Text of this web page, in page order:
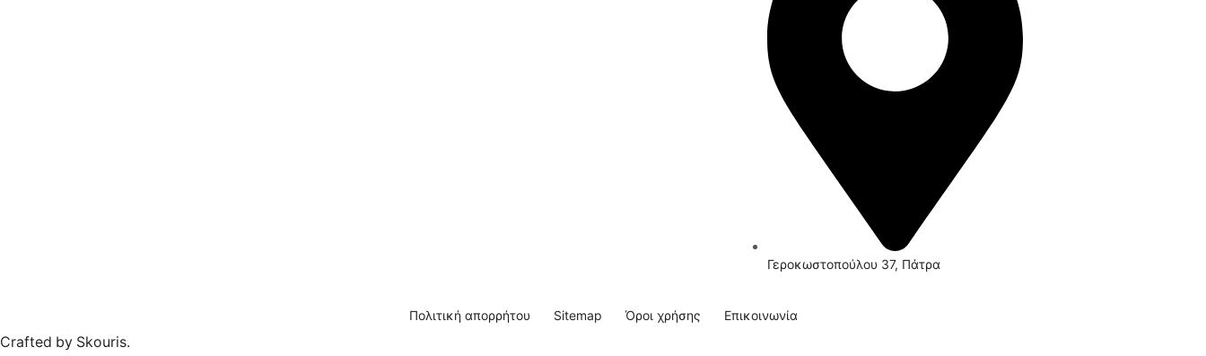
Γεροκωστοπούλου 37, Πάτρα
Πολιτική απορρήτου Sitemap Όροι χρήσης Επικοινωνία
Crafted by Skouris.